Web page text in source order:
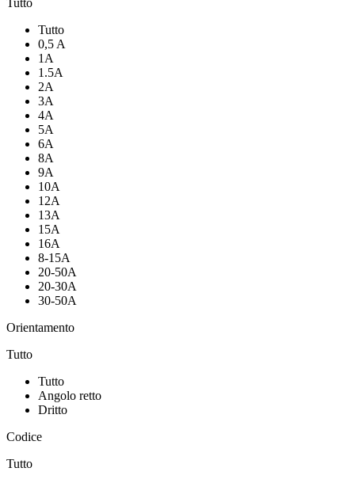
Tutto
Tutto
0,5 A
1A
1.5A
2A
3A
4A
5A
6A
8A
9A
10A
12A
13A
15A
16A
8-15A
20-50A
20-30A
30-50A
Orientamento
Tutto
Tutto
Angolo retto
Dritto
Codice
Tutto